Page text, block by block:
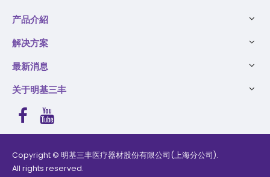
产品介紹
解决方案
最新消息
关于明基三丰
Copyright © 明基三丰医疗器材股份有限公司(上海分公司).
All rights reserved.
产品已添加进行比较，您最多可以选择5个产品或直接查看结果